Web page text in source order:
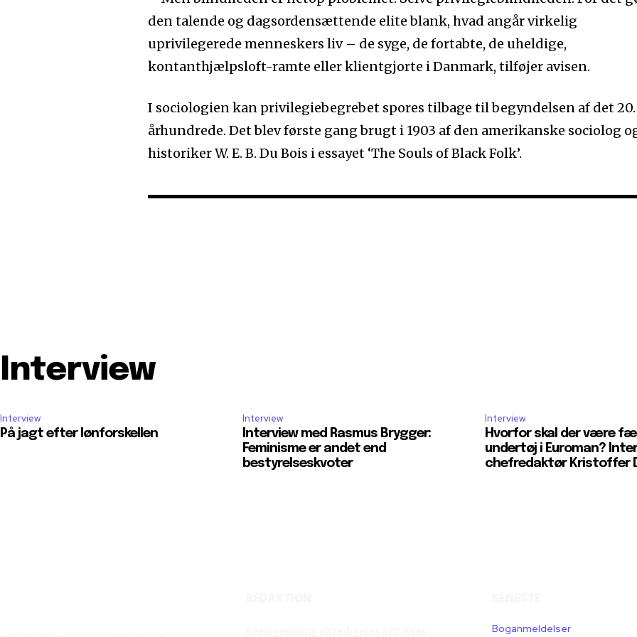
den talende og dagsordensættende elite blank, hvad angår virkelig
uprivilegerede menneskers liv – de syge, de fortabte, de uheldige,
kontanthjælpsloft-ramte eller klientgjorte i Danmark, tilføjer avisen.
I sociologien kan privilegiebegrebet spores tilbage til begyndelsen af det 20.
århundrede. Det blev første gang brugt i 1903 af den amerikanske sociolog
historiker W. E. B. Du Bois i essayet ‘The Souls of Black Folk’.
Interview
Interview
På jagt efter lønforskellen
Interview
Interview med Rasmus Brygger:
Feminisme er andet end
bestyrelseskvoter
Interview
Hvorfor skal der være
undertøj i Euroman?
chefredaktør Kristoffer
Boganmeldelser